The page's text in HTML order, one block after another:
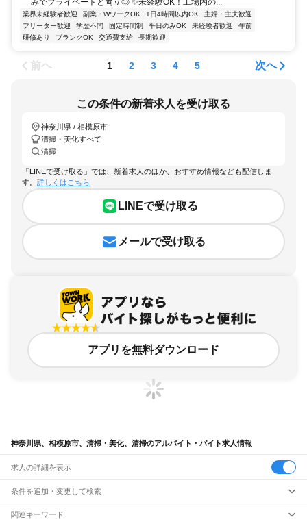
みでプライベートと両立◎ ✨未経験OK！工場内の...
業界未経験者歓迎 副業・WワークOK 1日4時間以内OK
主婦・主夫歓迎
フリーター歓迎
学歴不問 固定時間制 平日のみOK 未経験者歓迎
午前
研修あり
ブランクOK 交通費支給 長期歓迎
前へ 1 2 3 4 5 次へ
この条件の新着求人を受け取る
神奈川県 / 相模原市
清掃・美化すべて
清掃
「LINEで受け取る」では、新着求人のほか、おすすめ情報なども配信しま
す。 詳しくはこちら
LINEで受け取る
メールで受け取る
アプリを無料ダウンロード
神奈川県、相模原市、清掃・美化、清掃のアルバイト・バイト求人情報
求人の詳細を表示
条件を追加・変更して検索
市区町村を追加・変更
関連キーワード